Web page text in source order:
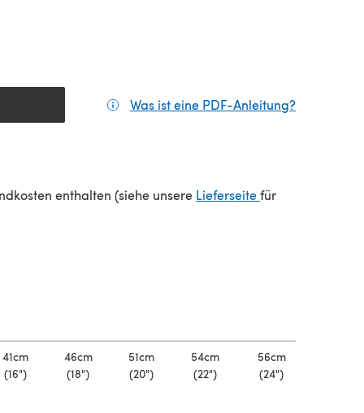
Was ist eine PDF-Anleitung?
enthalten (siehe unsere Lieferseite(öffnet sich in
für
41cm
(16")
46cm
(18")
51cm
(20")
54cm
(22")
56cm
(24")